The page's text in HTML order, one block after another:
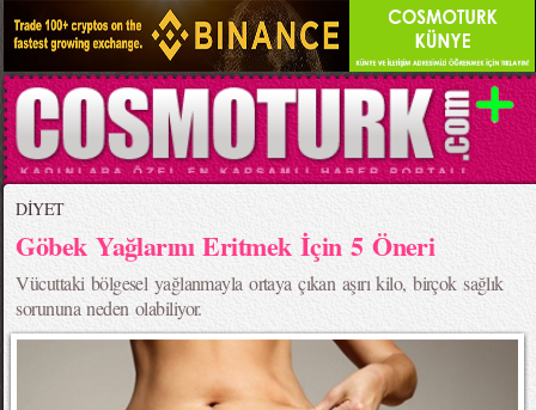
DİYET
Göbek Yağlarını Eritmek İçin 5 Öneri
Vücuttaki bölgesel yağlanmayla ortaya çıkan aşırı kilo, birçok sağlık
sorununa neden olabiliyor.